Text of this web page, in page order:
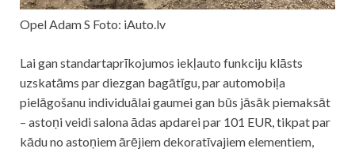
Opel Adam S Foto: iAuto.lv
Lai gan standartaprīkojumos iekļauto funkciju klāsts
uzskatāms par diezgan bagātīgu, par automobiļa
pielāgošanu individuālai gaumei gan būs jāsāk piemaksāt
– astoņi veidi salona ādas apdarei par 101 EUR, tikpat par
kādu no astoņiem ārējiem dekoratīvajiem elementiem,